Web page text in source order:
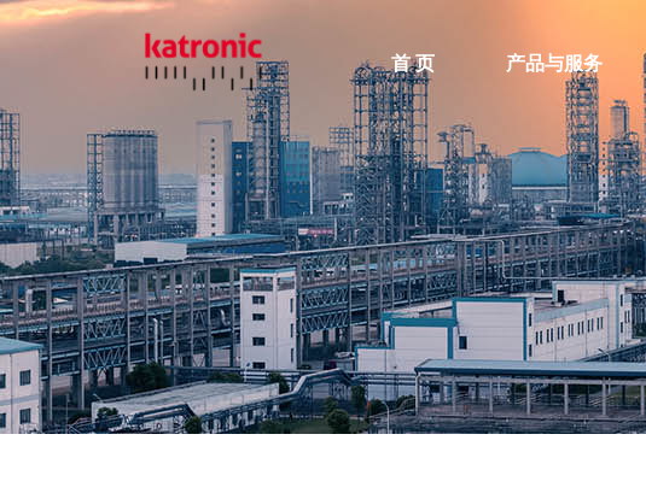
首 页 产品与服务